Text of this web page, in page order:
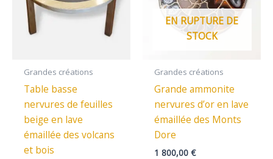
Grandes créations
Table basse
nervures de feuilles
beige en lave
émaillée des volcans
et bois
EN RUPTURE DE
STOCK
Grandes créations
Grande ammonite
nervures d’or en lave
émaillée des Monts
Dore
1 800,00 €